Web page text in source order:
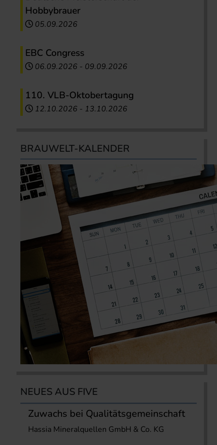
Hobbybrauer
05.09.2026
EBC Congress
06.09.2026 - 09.09.2026
110. VLB-Oktobertagung
12.10.2026 - 13.10.2026
BRAUWELT-KALENDER
NEUES AUS FIVE
Zuwachs bei Qualitätsgemeinschaft
Hassia Mineralquellen GmbH & Co. KG